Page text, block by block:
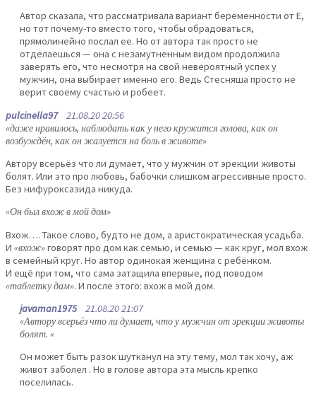
Автор сказала, что рассматривала вариант беременности от Е,
но тот почему-то вместо того, чтобы обрадоваться,
прямолинейно послал ее. Но от автора так просто не
отделаешься — она с незамутненным видом продолжила
заверять его, что несмотря на свой невероятный успех у
мужчин, она выбирает именно его. Ведь Cтесняша просто не
верит своему счастью и робеет.
pulcinella9721.08.20 20:56
«даже нравилось, наблюдать как у него кружится голова, как он
возбуждён, как он жалуется на боль в животе»
Автору всерьёз что ли думает, что у мужчин от эрекции животы
болят. Или это про любовь, бабочки слишком агрессивные просто.
Без нифуроксазида никуда.
«Он был вхож в мой дом»
Вхож…. Такое слово, будто не дом, а аристократическая усадьба.
И «вхож»говорят про дом как семью, и семью — как круг, мол вхож
в семейный круг. Но автор одинокая женщина с ребёнком.
И ещё при том, что сама затащила впервые, под поводом
«таблетку дам». И после этого: вхож в мой дом.
javaman197521.08.20 21:07
«Автору всерьёз что ли думает, что у мужчин от эрекции животы
болят. «
Он может быть разок шутканул на эту тему, мол так хочу, аж
живот заболел . Но в голове автора эта мысль крепко
поселилась.